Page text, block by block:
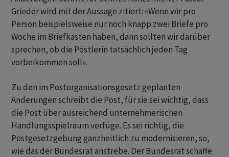
Grieder wird mit der Aussage zitiert: «Wenn wir pro
Person beispielsweise nur noch knapp zwei Briefe pro
Woche im Briefkasten haben, dann sollten wir darüber
sprechen, ob die Pöstlerin tatsächlich jeden Tag
vorbeikommen soll».
Zu den im Postorganisationsgesetz geplanten
Änderungen schreibt die Post, für sie sei wichtig, dass
die Post über ausreichend unternehmerischen
Handlungsspielraum verfüge. Es sei richtig, die
Postgesetzgebung ganzheitlich zu modernisieren, so,
wie das der Bundesrat anstrebe. Der Bundesrat schaffe